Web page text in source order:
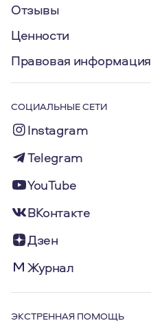
Отзывы
Ценности
Правовая информация
СОЦИАЛЬНЫЕ СЕТИ
Instagram
Telegram
YouTube
ВКонтакте
Дзен
Журнал
ЭКСТРЕННАЯ ПОМОЩЬ